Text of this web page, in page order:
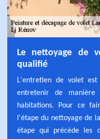
Le nettoyage de
qualifié
L'entretien de volet est
entretenir de
habitations. Pour ce
l'étape du nettoyage de
étape qui précède les